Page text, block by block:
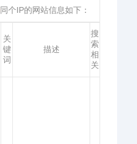
同个IP的网站信息如下：
关
键
词
描述
搜
索
相
关